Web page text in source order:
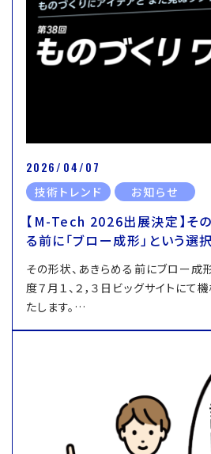
2026/04/07
技術トレンド お知らせ
【M-Tech 2026出展決定】そ
る前に「ブロー成形」という選
その形状、あきらめる前にブロー成
度７月１、２，３日ビッグサイトに
たします。…